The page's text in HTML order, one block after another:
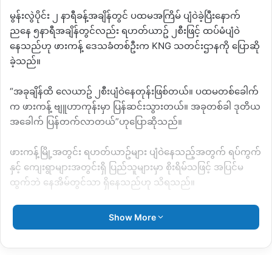
မွန်းလွဲပိုင်း ၂ နာရီခန့်အချိန်တွင် ပထမအကြိမ် ပျံဝဲခဲ့ပြီးနောက်
ညနေ ၅နာရီအချိန်တွင်လည်း ရဟတ်ယာဥ် ၂စီးဖြင့် ထပ်မံပျံဝဲ
နေသည်ဟု ဖားကန့် ဒေသခံတစ်ဦးက KNG သတင်းဌာနကို ပြောဆို
ခဲ့သည်။
“အခုချိန်ထိ လေယာဥ် ၂စီးပျံဝဲနေတုန်းဖြစ်တယ်။ ပထမတစ်ခေါက်
က ဖားကန့် ဗျူဟာကုန်းမှာ ပြန်ဆင်းသွားတယ်။ အခုတစ်ခါ ဒုတိယ
အခေါက် ပြန်တက်လာတယ်”ဟုပြောဆိုသည်။
ဖားကန့်မြို့အတွင်း ရဟတ်ယာဥ်များ ပျံဝဲနေသည့်အတွက် ရပ်ကွက်
နှင့် ကျေးရွာများအတွင်းရှိ ပြည်သူများမှာ စိုးရိမ်သဖြင့် အပြင်မ
ထွက်ဘဲ နေအိမ်တွင်သာ ရှိနေသည်ဟု သိရသည်။
ဖားကန့်မြို့နယ်တွင် စစ်ကောင်စီက ဆက်သွယ်ရေး အင်တာနက်
လိုင်းများ ဖြတ်တောက်ထားသည်မှာ ၃ ပတ်ခန့်ကြာမြင့်လာပြီ
Show More